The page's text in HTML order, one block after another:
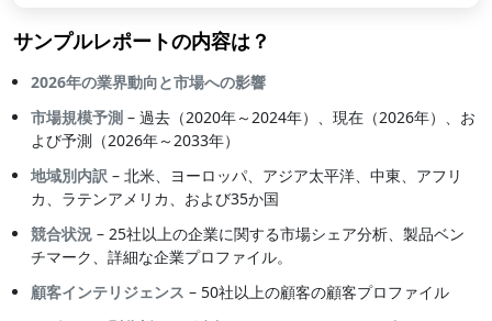
サンプルレポートの内容は？
2026年の業界動向と市場への影響
市場規模予測 – 過去（2020年～2024年）、現在（2026年）、お
よび予測（2026年～2033年）
地域別内訳 – 北米、ヨーロッパ、アジア太平洋、中東、アフリ
カ、ラテンアメリカ、および35か国
競合状況 – 25社以上の企業に関する市場シェア分析、製品ベン
チマーク、詳細な企業プロファイル。
顧客インテリジェンス – 50社以上の顧客の顧客プロファイル